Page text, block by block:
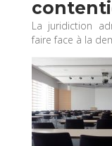
La juridiction
faire face à la